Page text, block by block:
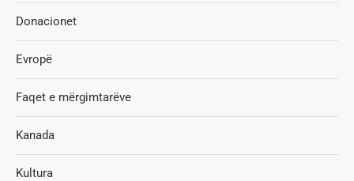
Donacionet
Evropë
Faqet e mërgimtarëve
Kanada
Kultura